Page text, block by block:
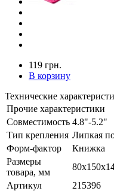
119 грн.
В корзину
Технические
Прочие характеристики
Совместимость 4.8"-5.2"
Тип крепления Липкая
Форм-фактор
Книжка
Размеры
товара, мм
Артикул
215396